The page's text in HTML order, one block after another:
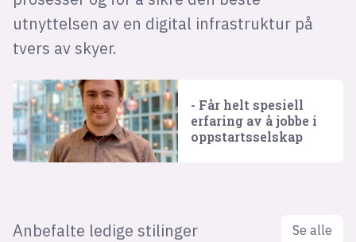
utnyttelsen av en digital infrastruktur på
tvers av skyer.
- Får helt spesiell
erfaring av å jobbe i
oppstarts­selskap
Anbefalte ledige stilinger Se alle